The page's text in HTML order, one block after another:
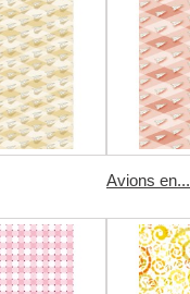
Avions en...